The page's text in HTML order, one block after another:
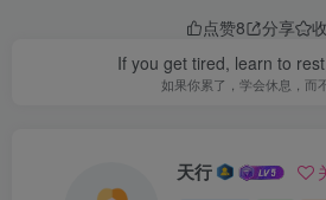
点赞8 分享
If you get tired, learn to
如果你累了，学会休息，而
天行